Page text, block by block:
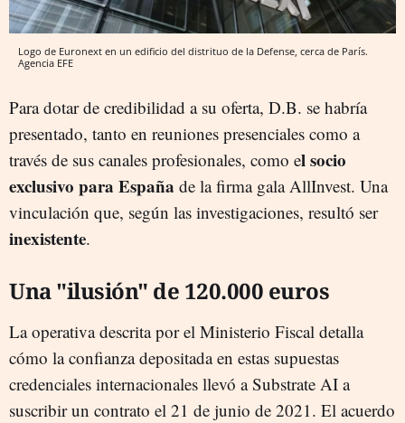
Logo de Euronext en un edificio del distrituo de la Defense, cerca de París.
Agencia EFE
Para dotar de credibilidad a su oferta, D.B. se habría
presentado, tanto en reuniones presenciales como a
través de sus canales profesionales, como el socio
exclusivo para España de la firma gala AllInvest. Una
vinculación que, según las investigaciones, resultó ser
inexistente.
Una "ilusión" de 120.000 euros
La operativa descrita por el Ministerio Fiscal detalla
cómo la confianza depositada en estas supuestas
credenciales internacionales llevó a Substrate AI a
suscribir un contrato el 21 de junio de 2021. El acuerdo